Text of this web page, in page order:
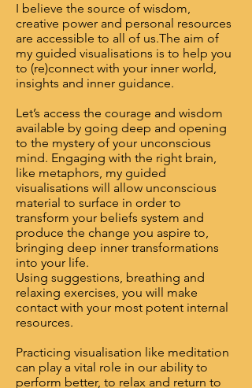
I believe the source of wisdom,
creative power and personal resources
are accessible to all of us.The aim of
my guided visualisations is to help you
to (re)connect with your inner world,
insights and inner guidance.
​Let’s access the courage and wisdom
available by going deep and opening
to the mystery of your unconscious
mind. Engaging with the right brain,
like metaphors, my guided
visualisations will allow unconscious
material to surface in order to
transform your beliefs system and
produce the change you aspire to,
bringing deep inner transformations
into your life.
Using suggestions, breathing and
relaxing exercises, you will make
contact with your most potent internal
resources.
Practicing visualisation like meditation
can play a vital role in our ability to
perform better, to relax and return to